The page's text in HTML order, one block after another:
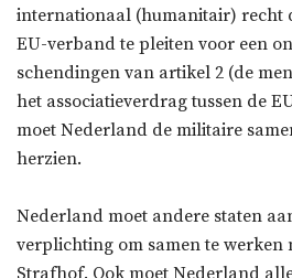
internationaal (humanitair) recht
EU-verband te pleiten voor een
schendingen van artikel 2 (de
het associatieverdrag tussen de
moet Nederland de militaire
herzien.
Nederland moet andere staten
verplichting om samen te